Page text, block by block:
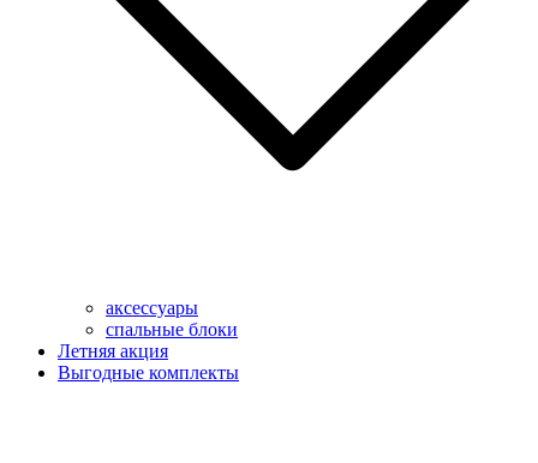
аксессуары
спальные блоки
Летняя акция
Выгодные комплекты